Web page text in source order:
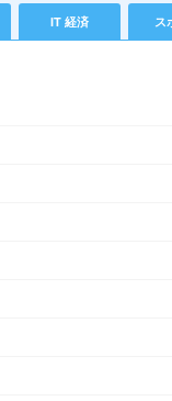
IT 経済 ス